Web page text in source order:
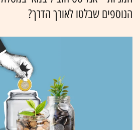
הנוספים שבלטו לאורך הדרך?